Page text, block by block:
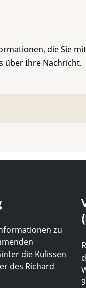
die Sie
über Ihre Nachricht.
zu
die Kulissen
des Richard